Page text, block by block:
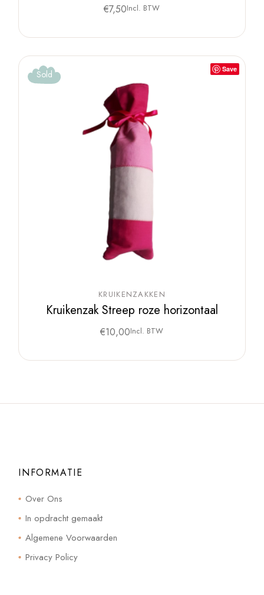
€7,50Incl. BTW
Save
Sold
KRUIKENZAKKEN
Kruikenzak Streep roze horizontaal
€10,00Incl. BTW
INFORMATIE
Over Ons
In opdracht gemaakt
Algemene Voorwaarden
Privacy Policy